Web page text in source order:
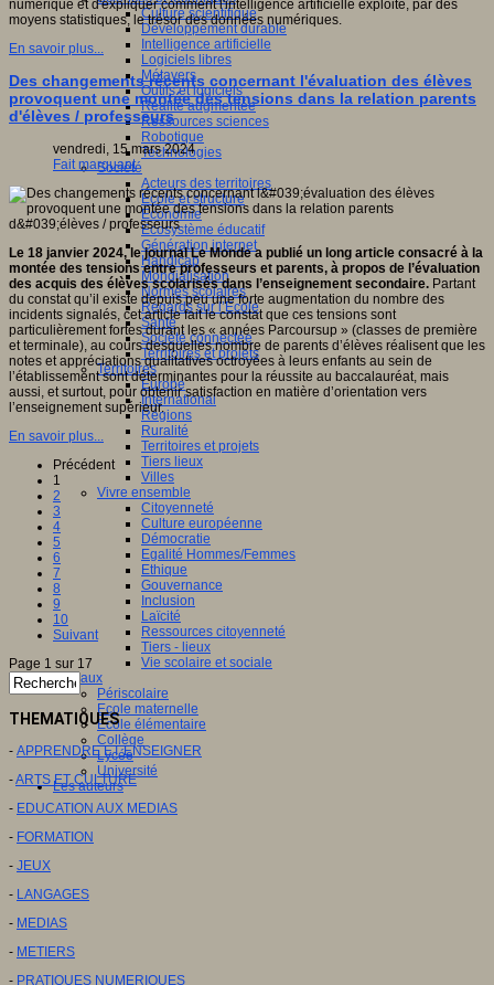
Culture scientifique
Développement durable
Intelligence artificielle
Logiciels libres
Métavers
Outils et logiciels
Réalité augmentée
Ressources sciences
Robotique
Technologies
Société
Acteurs des territoires
Ecole et structure
Economie
Ecosystème éducatif
Génération internet
Handicap
Mondialisation
Normes scolaires
Regards sur l’Ecole
Santé
Société connectée
Territoires et projets
Territoires
Europe
International
Régions
Ruralité
Territoires et projets
Tiers lieux
Villes
Vivre ensemble
Citoyenneté
Culture européenne
Démocratie
Egalité Hommes/Femmes
Ethique
Gouvernance
Inclusion
Laïcité
Ressources citoyenneté
Tiers - lieux
Vie scolaire et sociale
Niveaux
Périscolaire
Ecole maternelle
Ecole élémentaire
Collège
Lycée
Université
Les auteurs
numérique et d'expliquer comment l'intelligence artificielle exploite, par des
moyens statistiques, le trésor des données numériques.
En savoir plus...
Des changements récents concernant l'évaluation des élèves
provoquent une montée des tensions dans la relation parents
d'élèves / professeurs
vendredi, 15 mars 2024
Fait marquant
Le 18 janvier 2024, le journal Le Monde a publié un long article consacré à la
montée des tensions entre professeurs et parents, à propos de l’évaluation
des acquis des élèves scolarisés dans l’enseignement secondaire. Partant
du constat qu’il existe depuis peu une forte augmentation du nombre des
incidents signalés, cet article fait le constat que ces tensions sont
particulièrement fortes durant les « années Parcoursup » (classes de première
et terminale), au cours desquelles nombre de parents d’élèves réalisent que les
notes et appréciations qualitatives octroyées à leurs enfants au sein de
l’établissement sont déterminantes pour la réussite au baccalauréat, mais
aussi, et surtout, pour obtenir satisfaction en matière d’orientation vers
l’enseignement supérieur.
En savoir plus...
Précédent
1
2
3
4
5
6
7
8
9
10
Suivant
Page 1 sur 17
THEMATIQUES
- APPRENDRE ET ENSEIGNER
-ARTS ET CULTURE
- EDUCATION AUX MEDIAS
- FORMATION
- JEUX
- LANGAGES
- MEDIAS
- METIERS
- PRATIQUES NUMERIQUES